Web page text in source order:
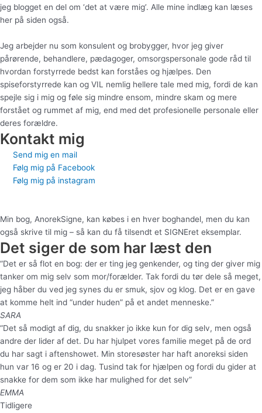
jeg blogget en del om ‘det at være mig’. Alle mine indlæg kan læses
her på siden også.
Jeg arbejder nu som konsulent og brobygger, hvor jeg giver
pårørende, behandlere, pædagoger, omsorgspersonale gode råd til
hvordan forstyrrede bedst kan forståes og hjælpes. Den
spiseforstyrrede kan og VIL nemlig hellere tale med mig, fordi de kan
spejle sig i mig og føle sig mindre ensom, mindre skam og mere
forstået og rummet af mig, end med det profesionelle personale eller
deres forældre.
Kontakt mig
Send mig en mail
Følg mig på Facebook
Følg mig på instagram
Min bog, AnorekSigne, kan købes i en hver boghandel, men du kan
også skrive til mig – så kan du få tilsendt et SIGNEret eksemplar.
Det siger de som har læst den
“Det er så flot en bog: der er ting jeg genkender, og ting der giver mig
tanker om mig selv som mor/forælder. Tak fordi du tør dele så meget,
jeg håber du ved jeg synes du er smuk, sjov og klog. Det er en gave
at komme helt ind “under huden” på et andet menneske.”
SARA
“Det så modigt af dig, du snakker jo ikke kun for dig selv, men også
andre der lider af det. Du har hjulpet vores familie meget på de ord
du har sagt i aftenshowet. Min storesøster har haft anoreksi siden
hun var 16 og er 20 i dag. Tusind tak for hjælpen og fordi du gider at
snakke for dem som ikke har mulighed for det selv”
EMMA
Tidligere